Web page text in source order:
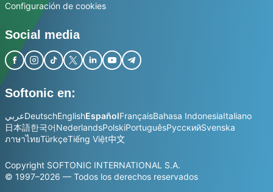
Configuración de cookies
Social media
Softonic en:
عربيDeutschEnglishEspañolFrançaisBahasa IndonesiaItaliano
日本語한국어NederlandsPolskiPortuguêsРусскийSvenska
ภาษาไทยTürkçeTiếng Việt中文
Copyright SOFTONIC INTERNATIONAL S.A.
© 1997–2026 — Todos los derechos reservados